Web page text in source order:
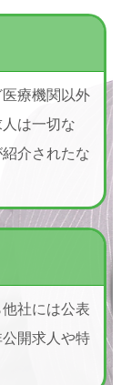
療機関以外
は一切な
介されたな
社には公表
開求人や特